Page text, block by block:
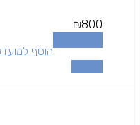
₪800
הוסף